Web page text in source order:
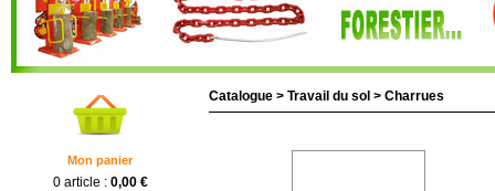
Mon panier
0 article : 0,00 €
Catalogue > Travail du sol > Charrues